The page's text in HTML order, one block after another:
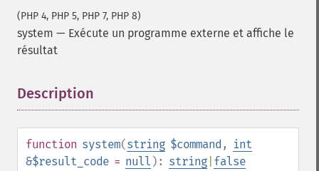
(PHP 4, PHP 5, PHP 7, PHP 8)
system — Exécute un programme externe et affiche le
résultat
Description
function system(string $command ,
int
&$result_code = null ): string false